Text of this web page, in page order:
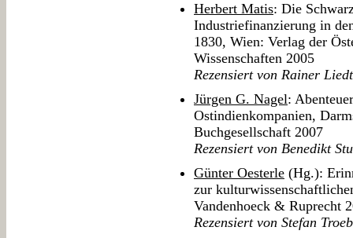
Herbert Matis: Die
Industriefinanzierung in
1830, Wien: Verlag der
Wissenschaften 2005
Rezensiert von Rainer
Jürgen G. Nagel:
Ostindienkompanien,
Buchgesellschaft 2007
Rezensiert von Benedikt
Günter Oesterle (Hg.):
zur
Vandenhoeck & Ruprecht
Rezensiert von Stefan